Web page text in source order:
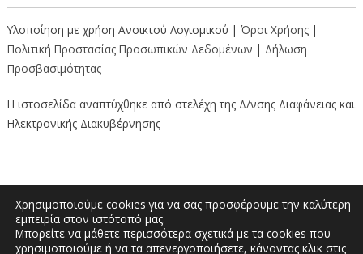
Υλοποίηση με χρήση Ανοικτού Λογισμικού | Όροι Χρήσης |
Πολιτική Προστασίας Προσωπικών Δεδομένων | Δήλωση
Προσβασιμότητας
Η ιστοσελίδα αναπτύχθηκε από στελέχη της Δ/νσης Διαφάνειας και
Ηλεκτρονικής Διακυβέρνησης
Διοικητήριο “Κώστας Ταλιαδούρης” |
Χρησιμοποιούμε cookies για να σας προσφέρουμε την καλύτερη
εμπειρία στον ιστότοπό μας.
Μπορείτε να μάθετε περισσότερα σχετικά με τα cookies που
χρησιμοποιούμε ή να τα απενεργοποιήσετε, κάνοντας κλικ στις